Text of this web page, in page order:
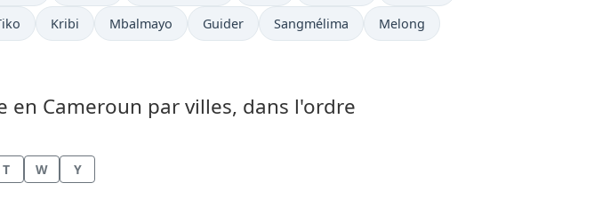
Kribi Mbalmayo Guider Sangmélima Melong
en Cameroun par villes, dans l'ordre
T W Y